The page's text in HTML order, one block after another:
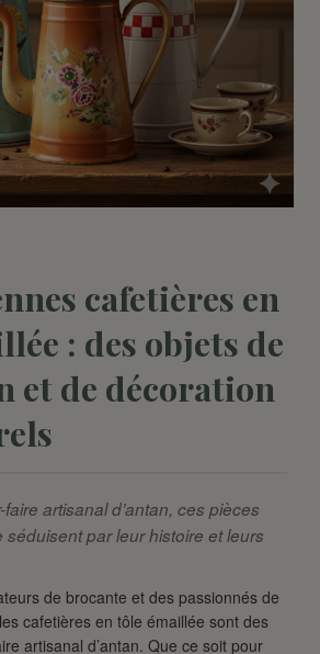
cafetières en
: des objets de
et de décoration
artisanal d’antan, ces pièces
par leur histoire et leurs
de brocante et des passionnés de
cafetières en tôle émaillée sont des
artisanal d’antan. Que ce soit pour